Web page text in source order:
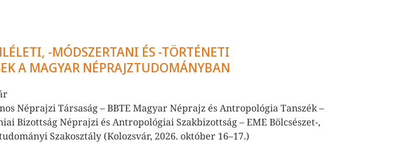
-MÓDSZERTANI ÉS -TÖRTÉNETI
A MAGYAR NÉPRAJZTUDOMÁNYBAN
Néprajzi Társaság – BBTE Magyar Néprajz és Antropológia Tanszék –
Bizottság Néprajzi és Antropológiai Szakbizottság – EME Bölcsészet-,
Szakosztály (Kolozsvár, 2026. október 16–17.)